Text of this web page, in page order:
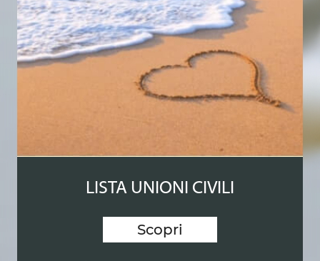
LISTA UNIONI CIVILI
Scopri